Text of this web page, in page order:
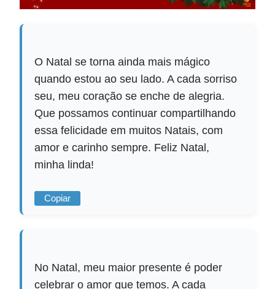
O Natal se torna ainda mais mágico
quando estou ao seu lado. A cada sorriso
seu, meu coração se enche de alegria.
Que possamos continuar compartilhando
essa felicidade em muitos Natais, com
amor e carinho sempre. Feliz Natal,
minha linda!
Copiar
No Natal, meu maior presente é poder
celebrar o amor que temos. A cada